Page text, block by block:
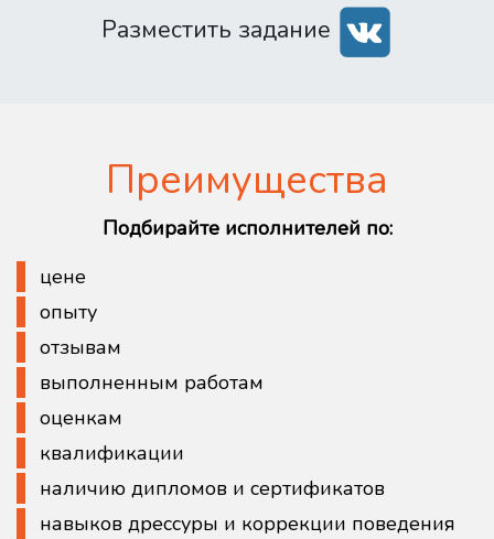
Разместить задание
Преимущества
Подбирайте исполнителей по:
цене
опыту
отзывам
выполненным работам
оценкам
квалификации
наличию дипломов и сертификатов
навыков дрессуры и коррекции поведения